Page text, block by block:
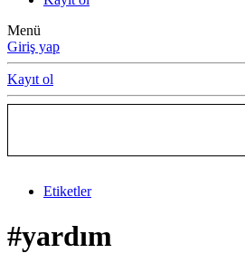
Menü
Giriş yap
Kayıt ol
Etiketler
#yardım